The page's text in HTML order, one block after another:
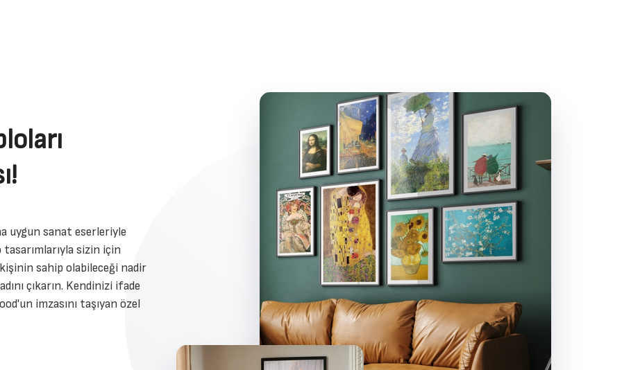
uygun sanat eserleriyle
tasarımlarıyla sizin için
sahip olabileceği nadir
çıkarın. Kendinizi ifade
imzasını taşıyan özel